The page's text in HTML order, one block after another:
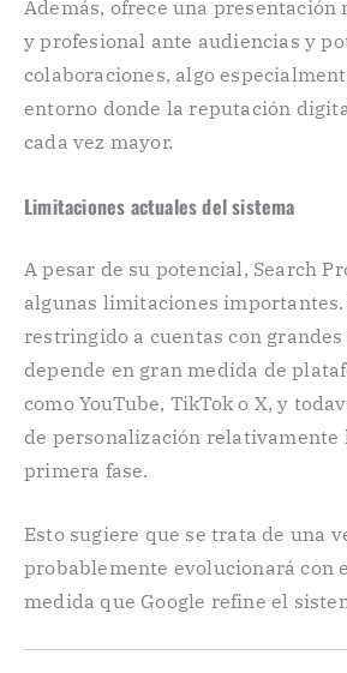
Además, ofrece una presentación
y profesional ante audiencias y
colaboraciones, algo
entorno donde la reputación
cada vez mayor.
Limitaciones actuales del sistema
A pesar de su potencial, Search
algunas limitaciones importantes.
restringido a cuentas con
depende en gran medida de
como YouTube, TikTok o X, y
de personalización relativamente
primera fase.
Esto sugiere que se trata de una
probablemente evolucionará con
medida que Google refine el